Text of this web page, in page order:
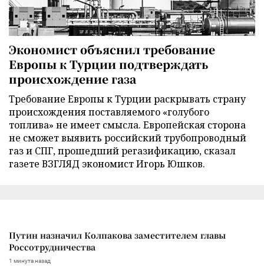
Экономист объяснил требование
Европы к Турции подтверждать
происхождение газа
Требование Европы к Турции раскрывать страну
происхождения поставляемого «голубого
топлива» не имеет смысла. Европейская сторона
не сможет выявить российский трубопроводный
газ и СПГ, прошедший регазификацию, сказал
газете ВЗГЛЯД экономист Игорь Юшков.
Путин назначил Колпакова заместителем главы
Россотрудничества
1 минута назад